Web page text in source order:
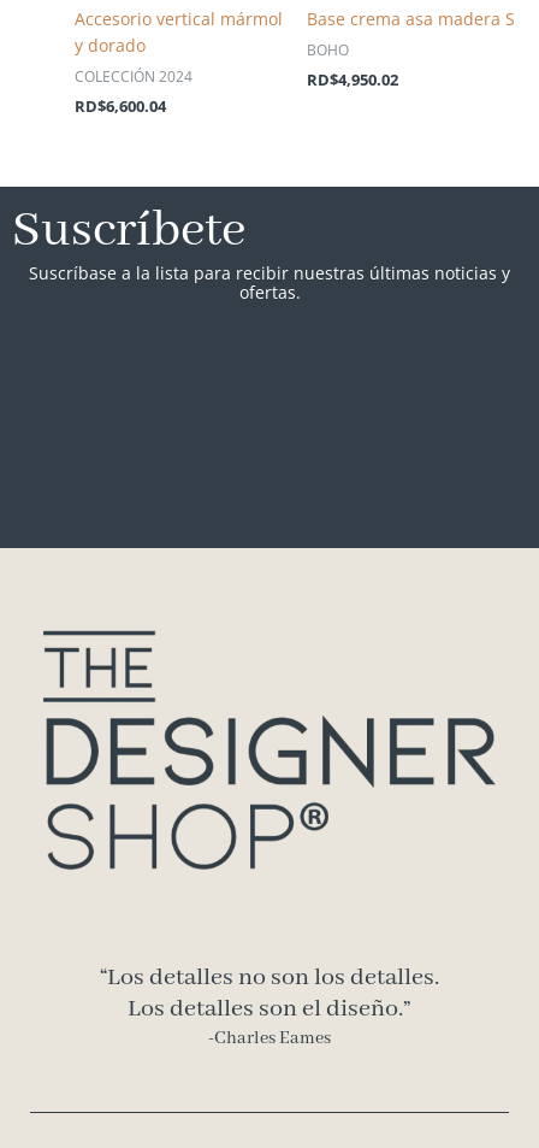
Accesorio vertical mármol
y dorado
COLECCIÓN 2024
RD$6,600.04
Base crema asa madera S
BOHO
RD$4,950.02
Suscríbete
Suscríbase a la lista para recibir nuestras últimas noticias y
ofertas.
“Los detalles no son los detalles.
Los detalles son el diseño.”
-Charles Eames